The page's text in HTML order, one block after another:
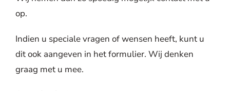
op.
Indien u speciale vragen of wensen heeft, kunt u
dit ook aangeven in het formulier. Wij denken
graag met u mee.